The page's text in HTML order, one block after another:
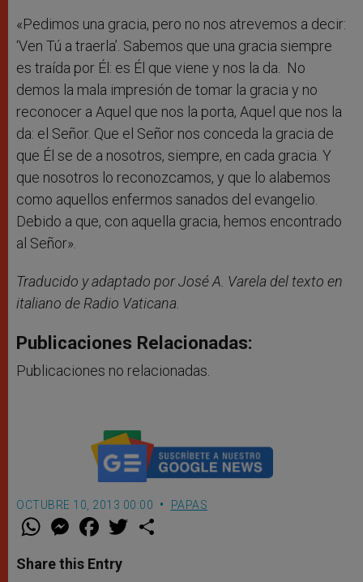
«Pedimos una gracia, pero no nos atrevemos a decir:
‘Ven Tú a traerla’. Sabemos que una gracia siempre
es traída por Él: es Él que viene y nos la da. No
demos la mala impresión de tomar la gracia y no
reconocer a Aquel que nos la porta, Aquel que nos la
da: el Señor. Que el Señor nos conceda la gracia de
que Él se de a nosotros, siempre, en cada gracia. Y
que nosotros lo reconozcamos, y que lo alabemos
como aquellos enfermos sanados del evangelio.
Debido a que, con aquella gracia, hemos encontrado
al Señor».
Traducido y adaptado por José A. Varela del texto en
italiano de Radio Vaticana.
Publicaciones Relacionadas:
Publicaciones no relacionadas.
OCTUBRE 10, 2013 00:00 PAPAS
W
t
s
M
e
s
e
F
a
e
b
w
Share this Entry